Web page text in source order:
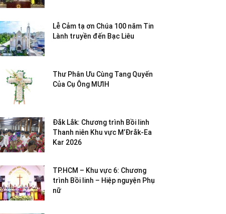
Lễ Cảm tạ ơn Chúa 100 năm Tin
Lành truyền đến Bạc Liêu
Thư Phân Ưu Cùng Tang Quyến
Của Cụ Ông MƯIH
Đắk Lắk: Chương trình Bồi linh
Thanh niên Khu vực M’Đrắk-Ea
Kar 2026
TP.HCM – Khu vực 6: Chương
trình Bồi linh – Hiệp nguyện Phụ
nữ